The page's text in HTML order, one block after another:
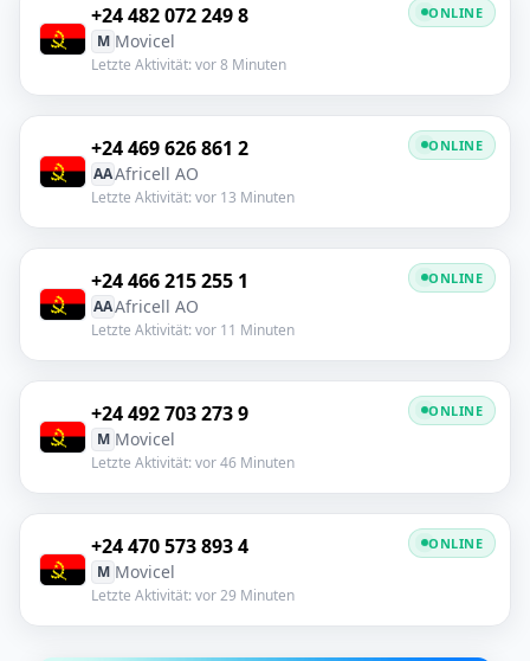
+24 482 072 249 8
M Movicel
Letzte Aktivität: vor 8 Minuten
ONLINE
+24 469 626 861 2
AAAfricell AO
Letzte Aktivität: vor 13 Minuten
ONLINE
+24 466 215 255 1
AAAfricell AO
Letzte Aktivität: vor 11 Minuten
ONLINE
+24 492 703 273 9
M Movicel
Letzte Aktivität: vor 46 Minuten
ONLINE
+24 470 573 893 4
M Movicel
Letzte Aktivität: vor 29 Minuten
ONLINE